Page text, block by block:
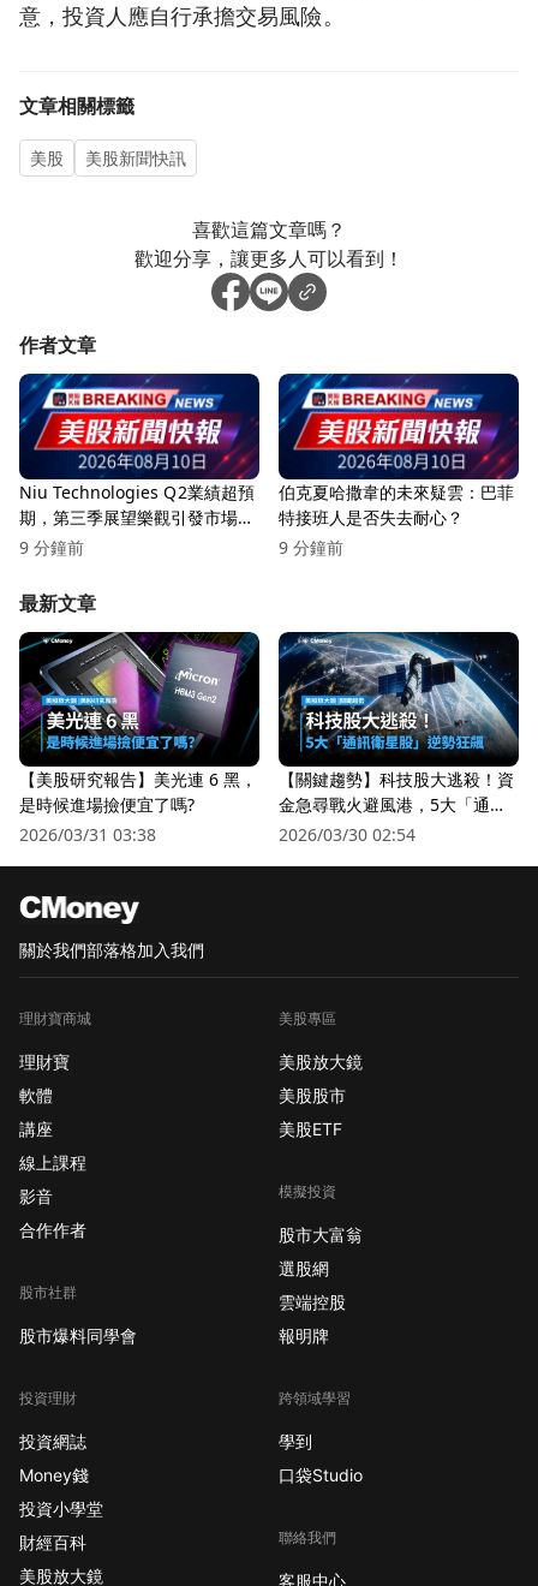
意，投資人應自行承擔交易風險。
文章相關標籤
美股 美股新聞快訊
喜歡這篇文章嗎？
歡迎分享，讓更多人可以看到！
作者文章
Niu Technologies Q2業績超預
期，第三季展望樂觀引發市場關
注！
9 分鐘前
伯克夏哈撒韋的未來疑雲：巴菲
特接班人是否失去耐心？
9 分鐘前
最新文章
【美股研究報告】美光連 6 黑，
是時候進場撿便宜了嗎?
2026/03/31 03:38
【關鍵趨勢】科技股大逃殺！資
金急尋戰火避風港，5大「通訊
衛星股」逆勢狂飆
2026/03/30 02:54
關於我們部落格加入我們
理財寶商城
理財寶
軟體
講座
線上課程
影音
合作作者
股市社群
股市爆料同學會
投資理財
投資網誌
Money錢
投資小學堂
財經百科
美股放大鏡
美股專區
美股放大鏡
美股股市
美股ETF
模擬投資
股市大富翁
選股網
雲端控股
報明牌
跨領域學習
學到
口袋Studio
聯絡我們
客服中心